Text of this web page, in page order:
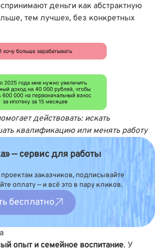
деньги как абстрактную
тем лучше», без конкретных
действовать: искать
квалификацию или менять работу
— сервис для работы
заказчиков, подписывайте
оплату — и всё это в пару кликов.
бесплатно
опыт и семейное воспитание. У